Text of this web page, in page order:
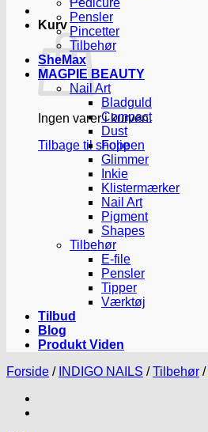
Kurv
Ingen varer i kurven.
Tilbage til shoppen
Pedicure
Pensler
Pincetter
Tilbehør
SheMax
MAGPIE BEAUTY
Nail Art
Bladguld
Compact
Dust
Folie
Glimmer
Inkie
Klistermærker
Nail Art
Pigment
Shapes
Tilbehør
E-file
Pensler
Tipper
Værktøj
Tilbud
Blog
Produkt Viden
Forside / INDIGO NAILS / Tilbehør /